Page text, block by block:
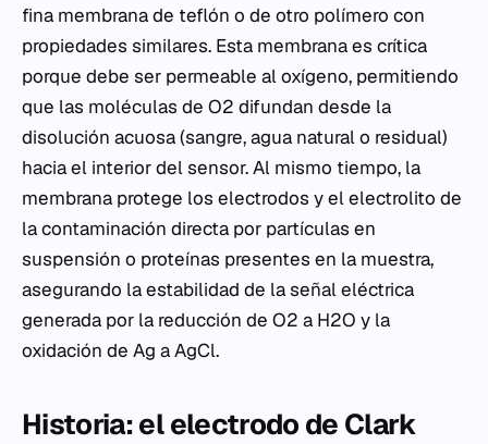
fina membrana de teflón o de otro polímero con
propiedades similares. Esta membrana es crítica
porque debe ser permeable al oxígeno, permitiendo
que las moléculas de O2 difundan desde la
disolución acuosa (sangre, agua natural o residual)
hacia el interior del sensor. Al mismo tiempo, la
membrana protege los electrodos y el electrolito de
la contaminación directa por partículas en
suspensión o proteínas presentes en la muestra,
asegurando la estabilidad de la señal eléctrica
generada por la reducción de O2 a H2O y la
oxidación de Ag a AgCl.
Historia: el electrodo de Clark